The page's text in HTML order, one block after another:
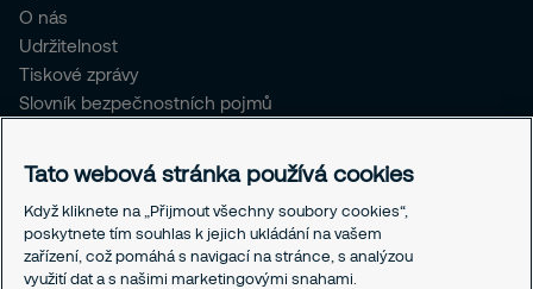
O nás
Udržitelnost
Tiskové zprávy
Slovník bezpečnostních pojmů
Právní informace
Ochrana osobních údajů
Obchodní podmínky
Linka integrity
Tato webová stránka používá cookies
Když kliknete na „Přijmout všechny soubory cookies“,
poskytnete tím souhlas k jejich ukládání na vašem
zařízení, což pomáhá s navigací na stránce, s analýzou
využití dat a s našimi marketingovými snahami.